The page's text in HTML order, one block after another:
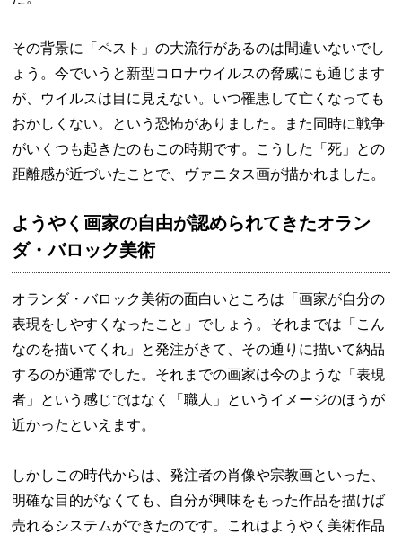
その背景に「ペスト」の大流行があるのは間違いないでし
ょう。今でいうと新型コロナウイルスの脅威にも通じます
が、ウイルスは目に見えない。いつ罹患して亡くなっても
おかしくない。という恐怖がありました。また同時に戦争
がいくつも起きたのもこの時期です。こうした「死」との
距離感が近づいたことで、ヴァニタス画が描かれました。
ようやく画家の自由が認められてきたオラン
ダ・バロック美術
オランダ・バロック美術の面白いところは「画家が自分の
表現をしやすくなったこと」でしょう。それまでは「こん
なのを描いてくれ」と発注がきて、その通りに描いて納品
するのが通常でした。それまでの画家は今のような「表現
者」という感じではなく「職人」というイメージのほうが
近かったといえます。
しかしこの時代からは、発注者の肖像や宗教画といった、
明確な目的がなくても、自分が興味をもった作品を描けば
売れるシステムができたのです。これはようやく美術作品